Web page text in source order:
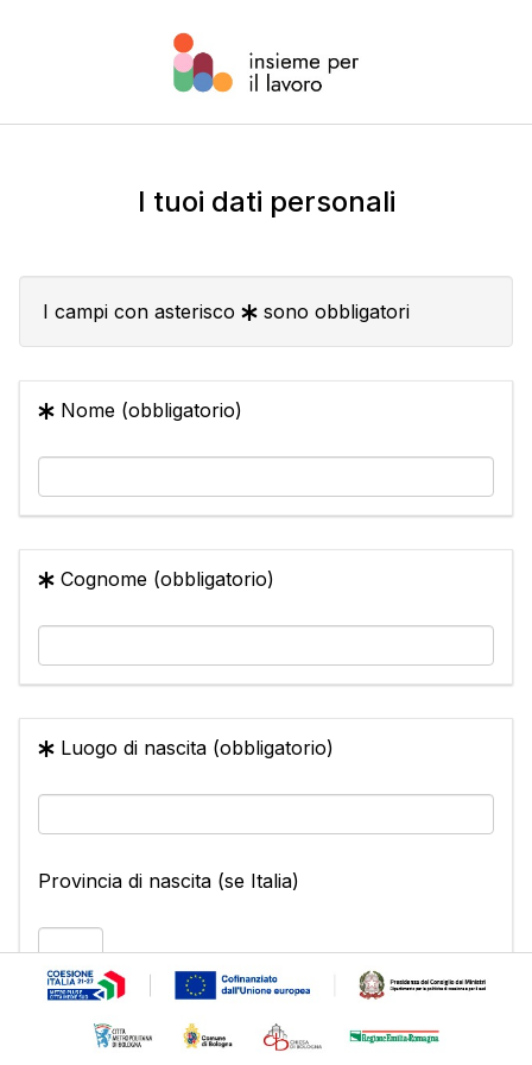
I tuoi dati personali
I campi con asterisco sono obbligatori
Nome (obbligatorio)
Cognome (obbligatorio)
Luogo di nascita (obbligatorio)
Provincia di nascita (se Italia)
Data di nascita (obbligatorio)